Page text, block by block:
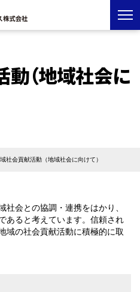
（地域社会に
社会貢献活動（地域社会に向けて）
社会との協調・連携をはかり、
あると考えています。信頼され
域の社会貢献活動に積極的に取